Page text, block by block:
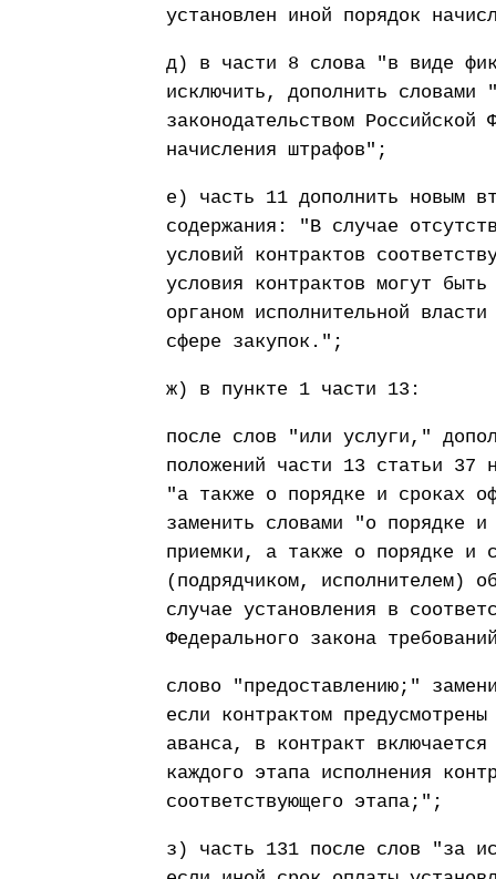
установлен иной порядок
д) в части 8 слова "в виде
исключить, дополнить
законодательством Российской
начисления штрафов";
е) часть 11 дополнить новым
содержания: "В случае
условий контрактов
условия контрактов могут
органом исполнительной
сфере закупок.";
ж) в пункте 1 части 13:
после слов "или услуги,"
положений части 13 статьи 37
"а также о порядке и сроках
заменить словами "о порядке и
приемки, а также о порядке и
(подрядчиком, исполнителем)
случае установления в
Федерального закона
слово "предоставлению;"
если контрактом
аванса, в контракт
каждого этапа исполнения
соответствующего этапа;";
з) часть 131 после слов "за